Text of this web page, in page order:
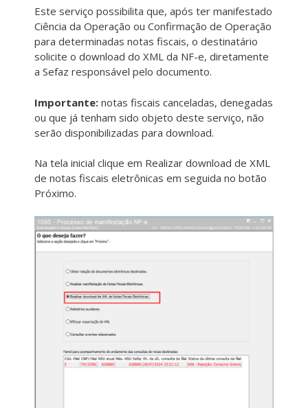
Este serviço possibilita que, após ter manifestado
Ciência da Operação ou Confirmação de Operação
para determinadas notas fiscais, o destinatário
solicite o download do XML da NF-e, diretamente
a Sefaz responsável pelo documento.
Importante: notas fiscais canceladas, denegadas
ou que já tenham sido objeto deste serviço, não
serão disponibilizadas para download.
Na tela inicial clique em Realizar download de XML
de notas fiscais eletrônicas em seguida no botão
Próximo.